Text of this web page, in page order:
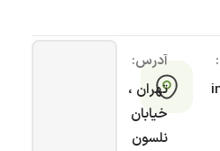
آدرس:
تهران ،
خیابان
نلسون